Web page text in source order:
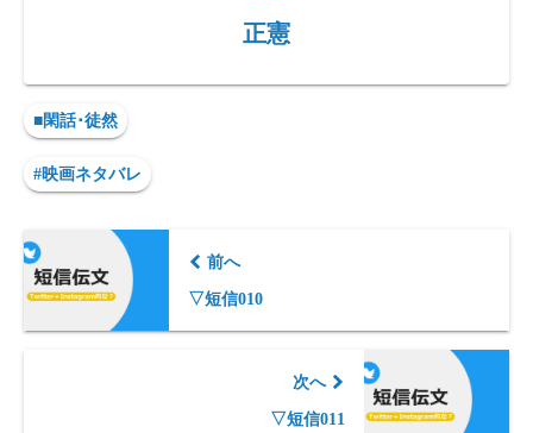
正憲
■閑話･徒然
#映画ネタバレ
前へ
▽短信010
次へ
▽短信011